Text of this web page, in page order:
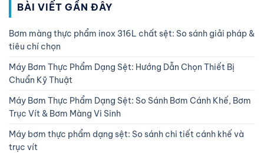
BÀI VIẾT GẦN ĐÂY
Bơm màng thực phẩm inox 316L chất sệt: So sánh giải pháp &
tiêu chí chọn
Máy Bơm Thực Phẩm Dạng Sệt: Hướng Dẫn Chọn Thiết Bị
Chuẩn Kỹ Thuật
Máy Bơm Thực Phẩm Dạng Sệt: So Sánh Bơm Cánh Khế, Bơm
Trục Vít & Bơm Màng Vi Sinh
Máy bơm thực phẩm dạng sệt: So sánh chi tiết cánh khế và
trục vít